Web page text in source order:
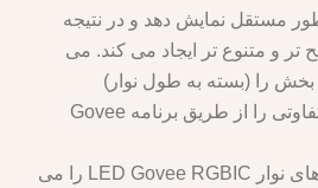
مستقل نمایش دهد و در نتیجه
تر و متنوع تر ایجاد می کند. می
توانید هر یک از 15 یا 50 بخش را (بسته به طول نوار)
سفارشی کنید تا رنگ متفاوتی را از طریق برنامه Govee
- کنترل هوشمند: چراغ های نوار LED Govee RGBIC را می